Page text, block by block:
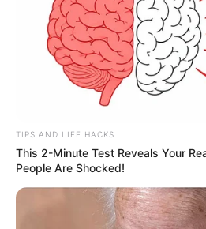
TIPS AND LIFE HACKS
This 2-Minute Test Reveals Your
People Are Shocked!